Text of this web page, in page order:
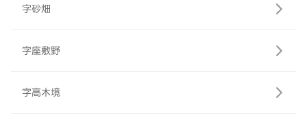
字砂畑
字座敷野
字高木境